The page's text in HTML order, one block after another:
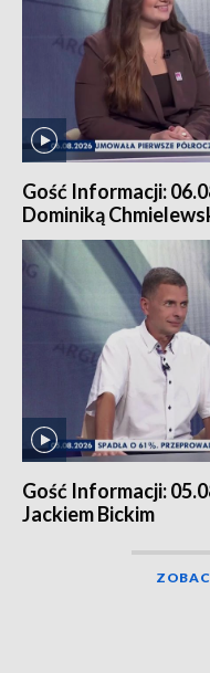
Gość Informacji:
Dominiką
Gość Informacji:
Jackiem Bickim